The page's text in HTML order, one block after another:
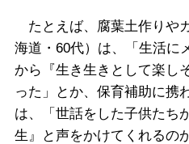
たとえば、腐葉土作りや
海道・60代）は、「生活に
から『生き生きとして楽し
った」とか、保育補助に携
は、「世話をした子供たち
生』と声をかけてくれるの